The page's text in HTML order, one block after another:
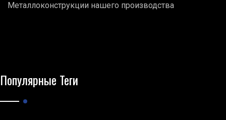
Металлоконструкции нашего производства
Популярные Теги